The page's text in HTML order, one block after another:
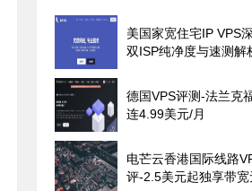
美国家宽住宅IP VPS
双ISP纯净度与速测解
德国VPS评测-法兰克
连4.99美元/月
电芒云香港国际线路
评-2.5美元起独享带